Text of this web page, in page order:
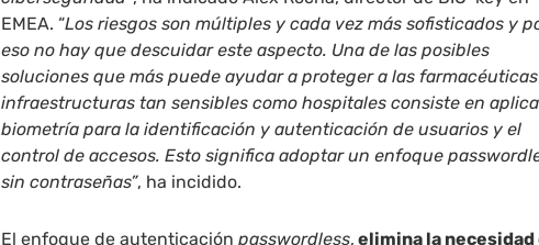
EMEA. “Los riesgos son múltiples y cada vez más sofisticados y
eso no hay que descuidar este aspecto. Una de las posibles
soluciones que más puede ayudar a proteger a las
infraestructuras tan sensibles como hospitales consiste en
biometría para la identificación y autenticación de usuarios y el
control de accesos. Esto significa adoptar un enfoque
sin contraseñas”, ha incidido.
El enfoque de autenticaciónpasswordless, elimina la necesidad